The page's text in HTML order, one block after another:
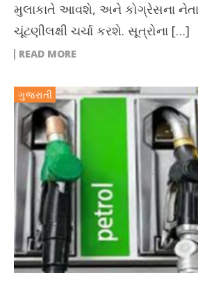
મુલાકાતે આવશે, અને કોગ્રેસના
ચૂંટણીલક્ષી ચર્ચા કરશે. સૂત્રોના […]
READ MORE
ગુજરાતી